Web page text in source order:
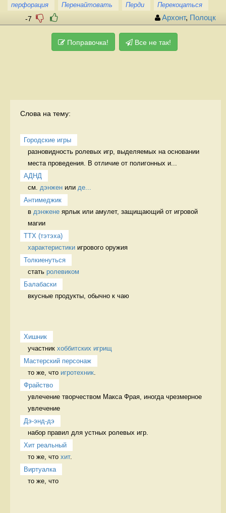
перфорация
Перенайтовать Перди Перекоцаться
-7 Архонт, Полоцк
Поправочка! Все не так!
Слова на тему:
Городские игры
разновидность ролевых игр, выделяемых на основании
места проведения. В отличие от полигонных и...
АДНД
см. дэнжен или де...
Антимеджик
в дэнжене ярлык или амулет, защищающий от игровой
магии
ТТХ (тэтэха)
характеристики игрового оружия
Толкиенуться
стать ролевиком
Балабаски
вкусные продукты, обычно к чаю
Хишник
участник хоббитских игрищ
Мастерский персонаж
то же, что игротехник
Фрайство
увлечение творчеством Макса Фрая, иногда чрезмерное
увлечение
Дэ-энд-дэ
набор правил для устных ролевых игр.
Хит реальный
то же, что хит.
Виртуалка
то же, что